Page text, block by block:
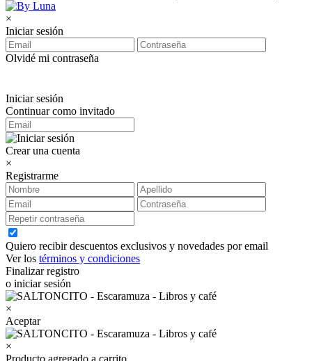
×
Iniciar sesión
Olvidé mi contraseña
Iniciar sesión
Continuar como invitado
Crear una cuenta
×
Registrarme
Quiero recibir descuentos exclusivos y novedades por email
Ver los términos y condiciones
Finalizar registro
o iniciar sesión
×
Aceptar
×
Producto agregado a carrito